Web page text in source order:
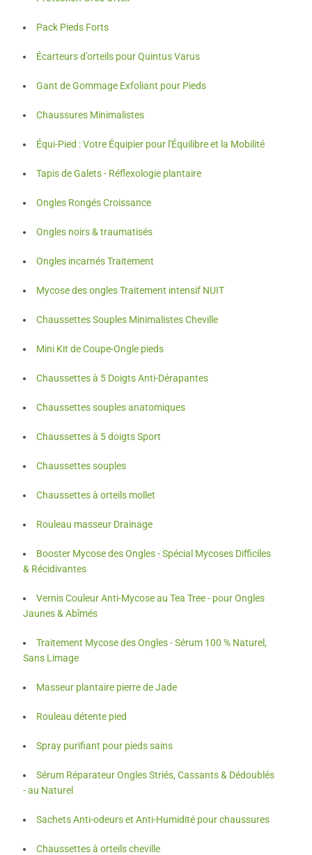
Pack Pieds Forts
Écarteurs d’orteils pour Quintus Varus
Gant de Gommage Exfoliant pour Pieds
Chaussures Minimalistes
Équi-Pied : Votre Équipier pour l'Équilibre et la Mobilité
Tapis de Galets - Réflexologie plantaire
Ongles Rongés Croissance
Ongles noirs & traumatisés
Ongles incarnés Traitement
Mycose des ongles Traitement intensif NUIT
Chaussettes Souples Minimalistes Cheville
Mini Kit de Coupe-Ongle pieds
Chaussettes à 5 Doigts Anti-Dérapantes
Chaussettes souples anatomiques
Chaussettes à 5 doigts Sport
Chaussettes souples
Chaussettes à orteils mollet
Rouleau masseur Drainage
Booster Mycose des Ongles - Spécial Mycoses Difficiles
& Récidivantes
Vernis Couleur Anti-Mycose au Tea Tree - pour Ongles
Jaunes & Abîmés
Traitement Mycose des Ongles - Sérum 100 % Naturel,
Sans Limage
Masseur plantaire pierre de Jade
Rouleau détente pied
Spray purifiant pour pieds sains
Sérum Réparateur Ongles Striés, Cassants & Dédoublés
- au Naturel
Sachets Anti-odeurs et Anti-Humidité pour chaussures
Chaussettes à orteils cheville